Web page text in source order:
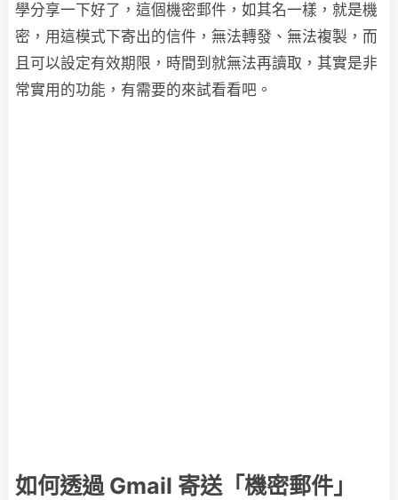
學分享一下好了，這個機密郵件，如其名一樣，就是機
密，用這模式下寄出的信件，無法轉發、無法複製，而
且可以設定有效期限，時間到就無法再讀取，其實是非
常實用的功能，有需要的來試看看吧。
如何透過 Gmail 寄送「機密郵件」